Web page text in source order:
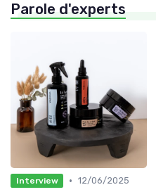
Parole d'experts
Interview • 12/06/2025